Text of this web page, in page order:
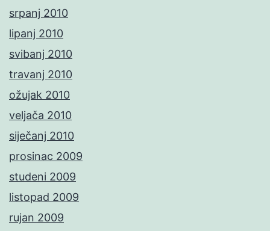
srpanj 2010
lipanj 2010
svibanj 2010
travanj 2010
ožujak 2010
veljača 2010
siječanj 2010
prosinac 2009
studeni 2009
listopad 2009
rujan 2009